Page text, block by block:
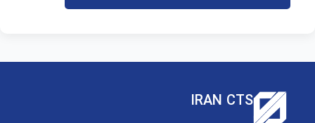
IRAN CTS